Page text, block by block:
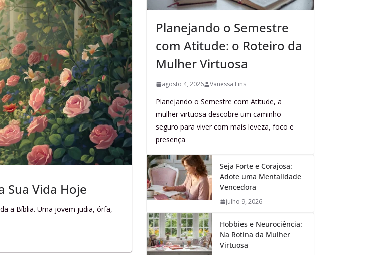
Sua Vida Hoje
a Bíblia. Uma jovem judia, órfã,
Planejando o Semestre
com Atitude: o Roteiro da
Mulher Virtuosa
agosto 4, 2026 Vanessa Lins
Planejando o Semestre com Atitude, a
mulher virtuosa descobre um caminho
seguro para viver com mais leveza, foco e
presença
Seja Forte e Corajosa:
Adote uma Mentalidade
Vencedora
julho 9, 2026
Hobbies e Neurociência:
Na Rotina da Mulher
Virtuosa